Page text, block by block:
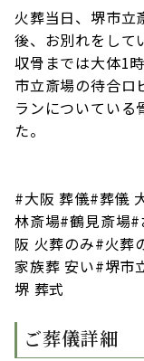
火葬当日、堺市立
後、お別れをして
収骨までは大体1
市立斎場の待合ロ
ランについている
た。
#大阪 葬儀#葬儀
林斎場#鶴見斎場
阪 火葬のみ#火葬
家族葬 安い#堺市
堺 葬式
ご葬儀詳細